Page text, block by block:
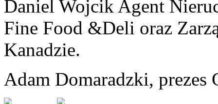
Daniel Wojcik Agent
Fine Food &Deli oraz
Kanadzie.
Adam Domaradzki,